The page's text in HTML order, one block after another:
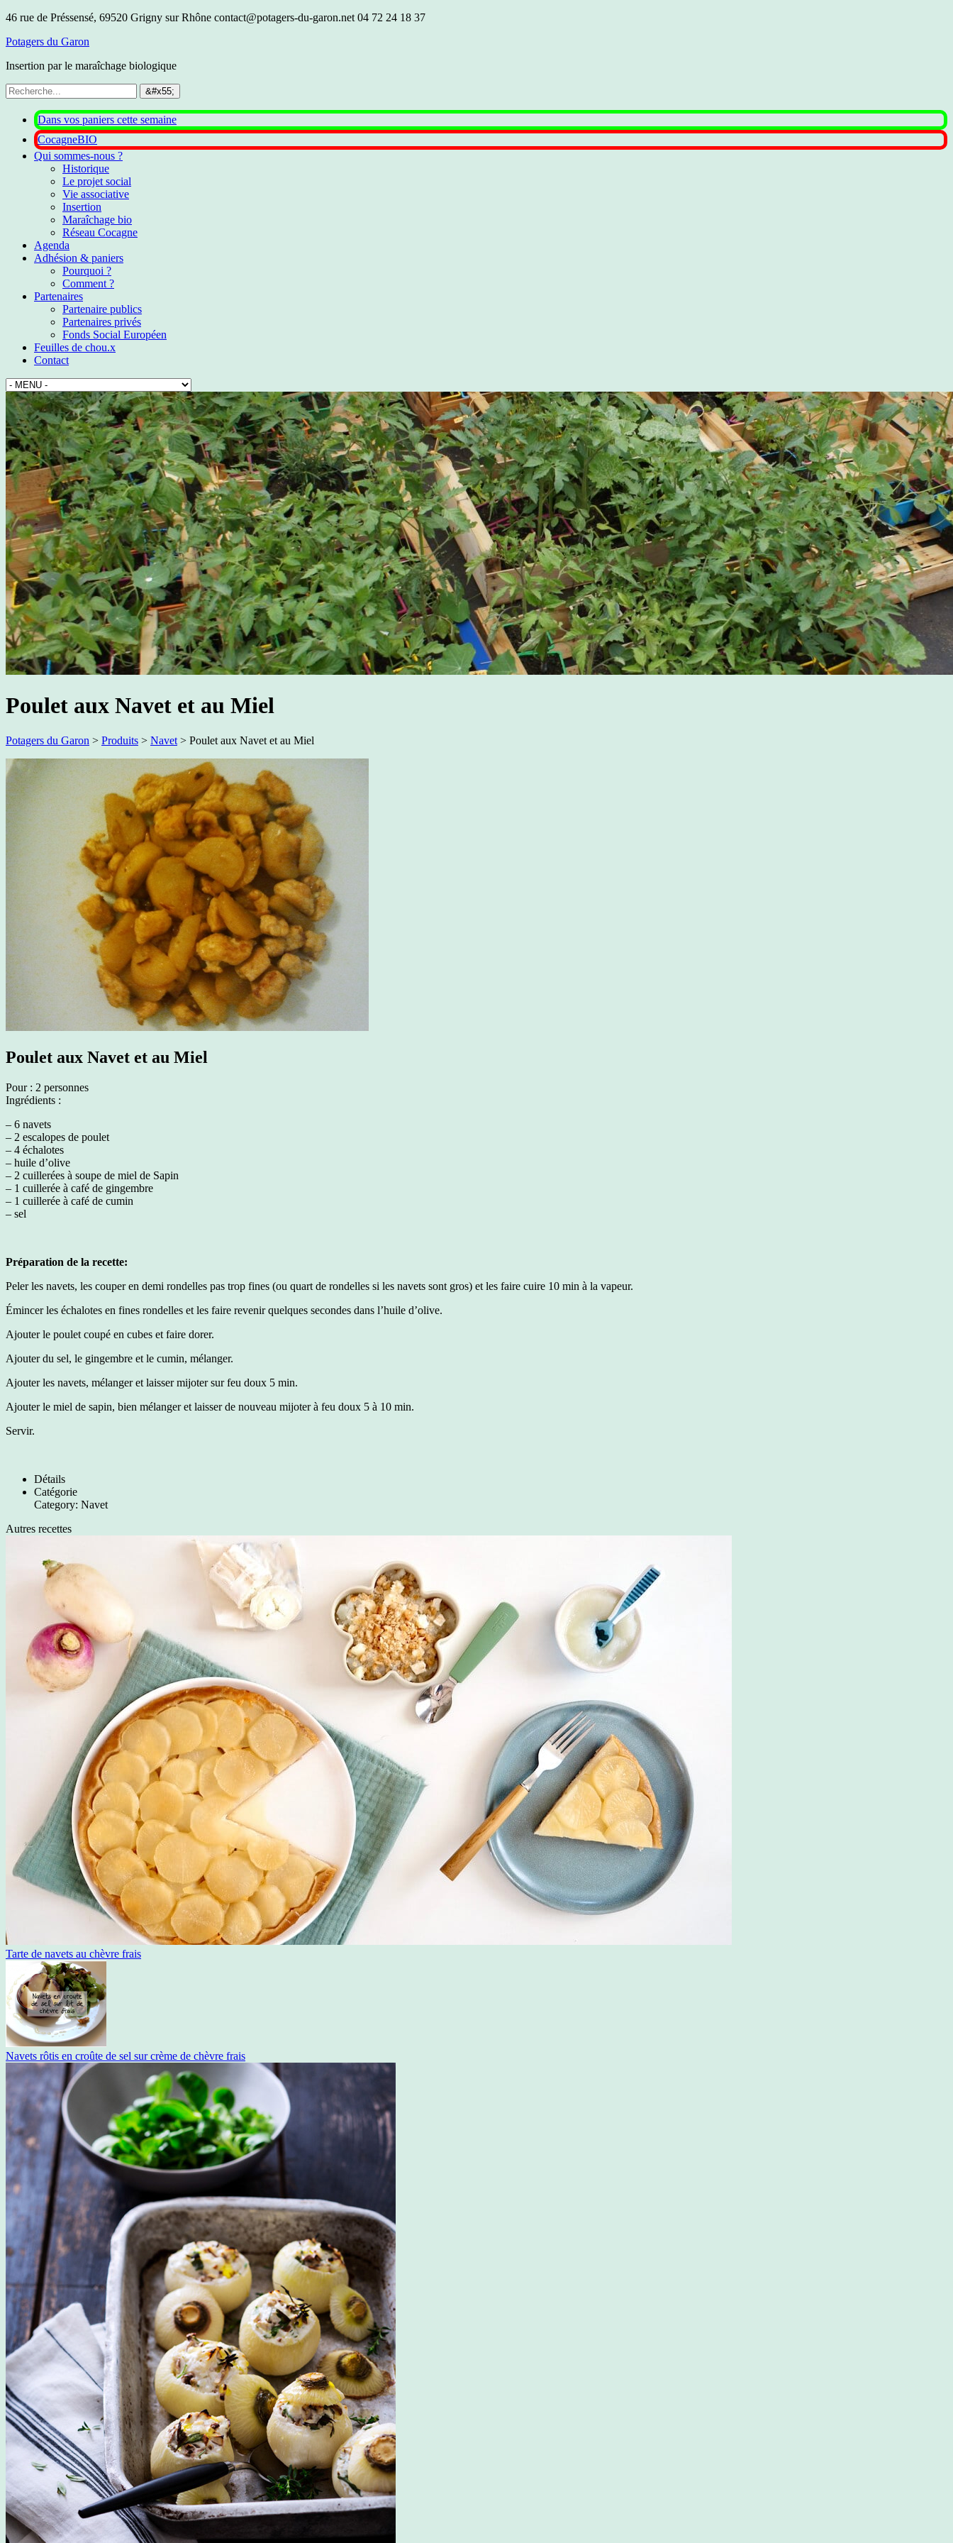
46 rue de Préssensé, 69520 Grigny sur Rhône contact@potagers-du-garon.net 04 72 24 18 37
Potagers du Garon
Insertion par le maraîchage biologique
Dans vos paniers cette semaine
CocagneBIO
Qui sommes-nous ?
Historique
Le projet social
Vie associative
Insertion
Maraîchage bio
Réseau Cocagne
Agenda
Adhésion & paniers
Pourquoi ?
Comment ?
Partenaires
Partenaire publics
Partenaires privés
Fonds Social Européen
Feuilles de chou.x
Contact
Poulet aux Navet et au Miel
Potagers du Garon > Produits > Navet > Poulet aux Navet et au Miel
Poulet aux Navet et au Miel
Pour : 2 personnes
Ingrédients :
– 6 navets
– 2 escalopes de poulet
– 4 échalotes
– huile d’olive
– 2 cuillerées à soupe de miel de Sapin
– 1 cuillerée à café de gingembre
– 1 cuillerée à café de cumin
– sel
Préparation de la recette:
Peler les navets, les couper en demi rondelles pas trop fines (ou quart de rondelles si les navets sont gros) et les faire cuire 10 min à la vapeur.
Émincer les échalotes en fines rondelles et les faire revenir quelques secondes dans l’huile d’olive.
Ajouter le poulet coupé en cubes et faire dorer.
Ajouter du sel, le gingembre et le cumin, mélanger.
Ajouter les navets, mélanger et laisser mijoter sur feu doux 5 min.
Ajouter le miel de sapin, bien mélanger et laisser de nouveau mijoter à feu doux 5 à 10 min.
Servir.
Détails
Catégorie
Category: Navet
Autres recettes
Tarte de navets au chèvre frais
Navets rôtis en croûte de sel sur crème de chèvre frais